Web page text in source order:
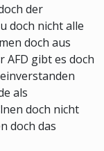
der
doch nicht alle
doch aus
AFD gibt es doch
als
doch nicht
doch das